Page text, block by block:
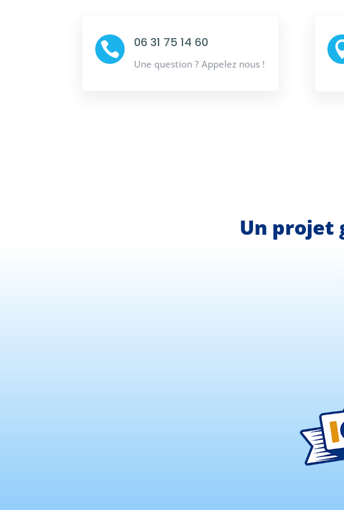
 06 31 75 14 60
Une question ? Appelez nous !
Un projet